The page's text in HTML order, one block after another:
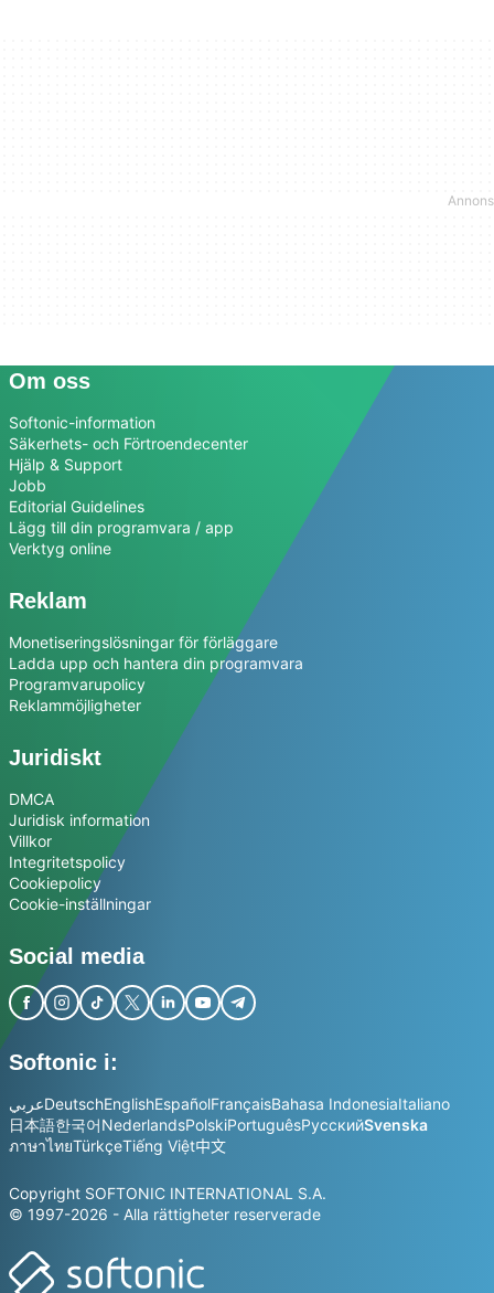
Om oss
Softonic-information
Säkerhets- och Förtroendecenter
Hjälp & Support
Jobb
Editorial Guidelines
Lägg till din programvara / app
Verktyg online
Reklam
Monetiseringslösningar för förläggare
Ladda upp och hantera din programvara
Programvarupolicy
Reklammöjligheter
Juridiskt
DMCA
Juridisk information
Villkor
Integritetspolicy
Cookiepolicy
Cookie-inställningar
Social media
Softonic i:
عربيDeutschEnglishEspañolFrançaisBahasa IndonesiaItaliano
日本語한국어NederlandsPolskiPortuguêsРусскийSvenska
ภาษาไทยTürkçeTiếng Việt中文
Copyright SOFTONIC INTERNATIONAL S.A.
© 1997-2026 - Alla rättigheter reserverade